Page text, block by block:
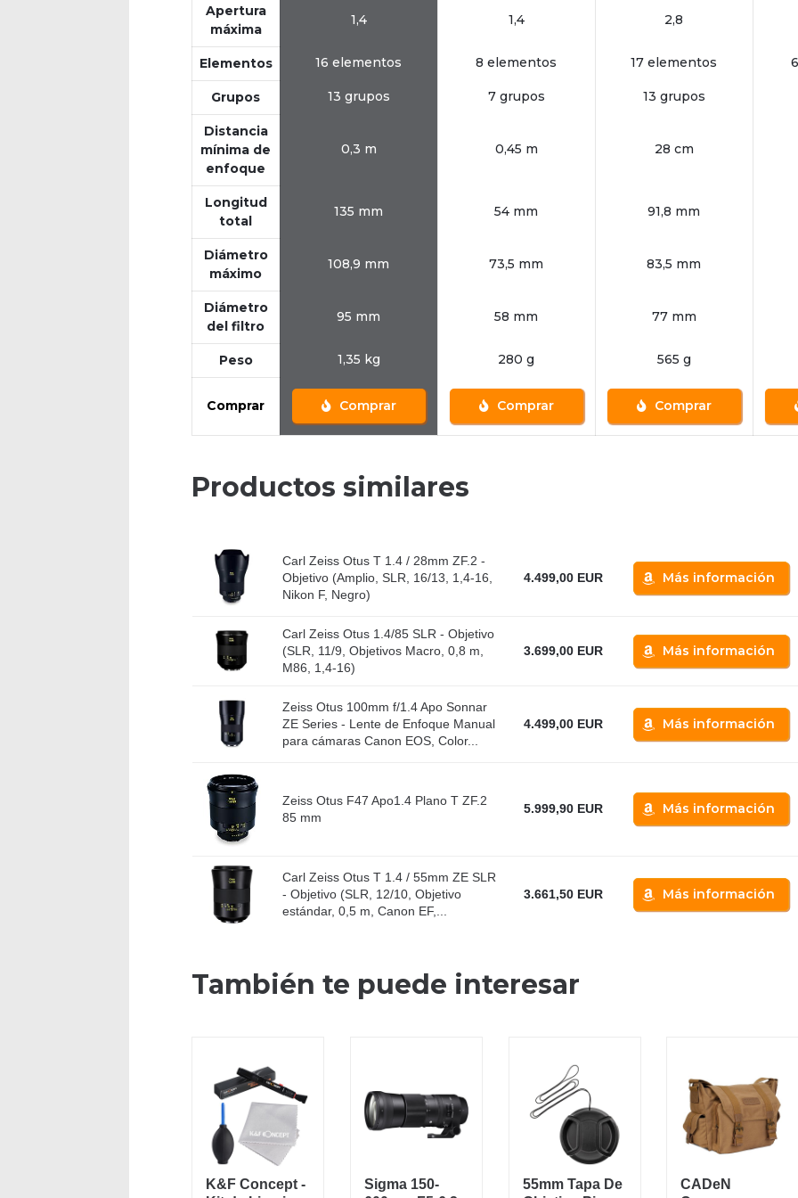
Apertura
máxima
1,4 1,4 2,8
Elementos 16 elementos 8 elementos 17 elementos
Grupos 13 grupos 7 grupos 13 grupos
Distancia
mínima de
enfoque
0,3 m 0,45 m 28 cm
Longitud
total
135 mm 54 mm 91,8 mm
Diámetro
máximo
108,9 mm 73,5 mm 83,5 mm
Diámetro
del filtro
95 mm 58 mm 77 mm
Peso 1,35 kg 280 g 565 g
Comprar Comprar Comprar Comprar
Productos similares
Carl Zeiss Otus T 1.4 / 28mm ZF.2 -
Objetivo (Amplio, SLR, 16/13, 1,4-16,
Nikon F, Negro)
4.499,00 EUR Más información
Carl Zeiss Otus 1.4/85 SLR - Objetivo
(SLR, 11/9, Objetivos Macro, 0,8 m,
M86, 1,4-16)
3.699,00 EUR Más información
Zeiss Otus 100mm f/1.4 Apo Sonnar
ZE Series - Lente de Enfoque Manual
para cámaras Canon EOS, Color...
4.499,00 EUR Más información
Zeiss Otus F47 Apo1.4 Plano T ZF.2
85 mm
5.999,90 EUR Más información
Carl Zeiss Otus T 1.4 / 55mm ZE SLR
- Objetivo (SLR, 12/10, Objetivo
estándar, 0,5 m, Canon EF,...
3.661,50 EUR Más información
También te puede interesar
K&F Concept -
Sigma 150-
55mm Tapa De
CADeN